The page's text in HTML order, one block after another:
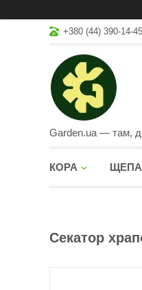
+380 (44) 390-14-45
Garden.ua — там,
КОРА ЩЕПА
Секатор